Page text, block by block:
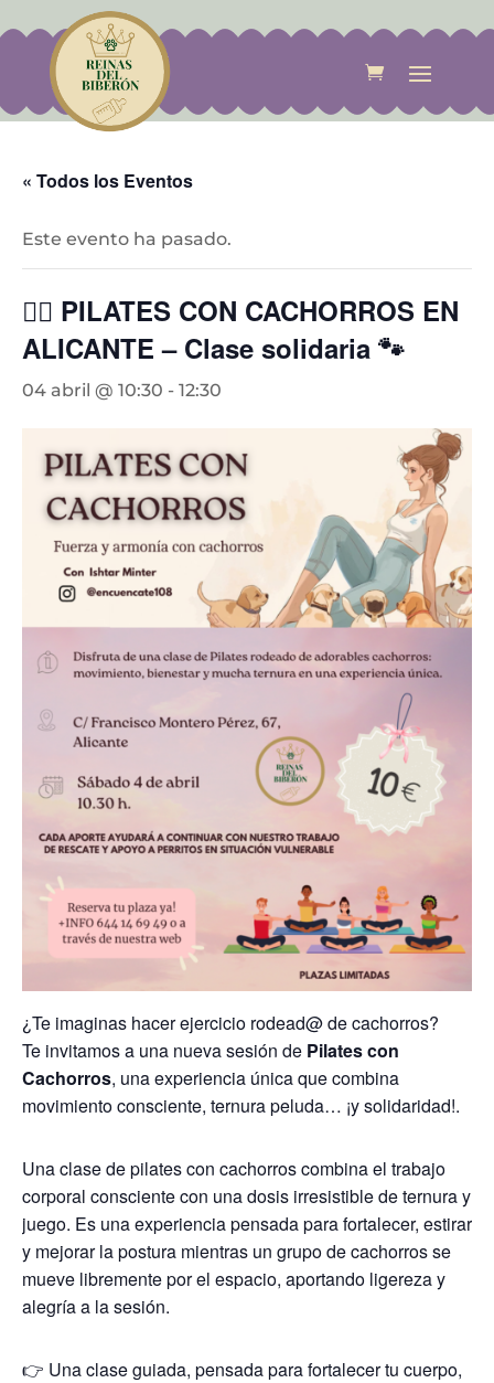
« Todos los Eventos
Este evento ha pasado.
🧘‍♀️ PILATES CON CACHORROS EN
ALICANTE – Clase solidaria 🐾
04 abril @ 10:30 - 12:30
¿Te imaginas hacer ejercicio rodead@ de cachorros?
Te invitamos a una nueva sesión de Pilates con
Cachorros, una experiencia única que combina
movimiento consciente, ternura peluda… ¡y solidaridad!.
Una clase de pilates con cachorros combina el trabajo
corporal consciente con una dosis irresistible de ternura y
juego. Es una experiencia pensada para fortalecer, estirar
y mejorar la postura mientras un grupo de cachorros se
mueve libremente por el espacio, aportando ligereza y
alegría a la sesión.
👉 Una clase guiada, pensada para fortalecer tu cuerpo,